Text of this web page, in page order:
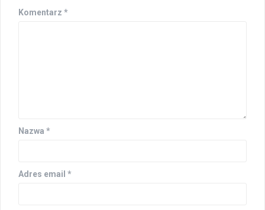
Komentarz *
Nazwa *
Adres email *